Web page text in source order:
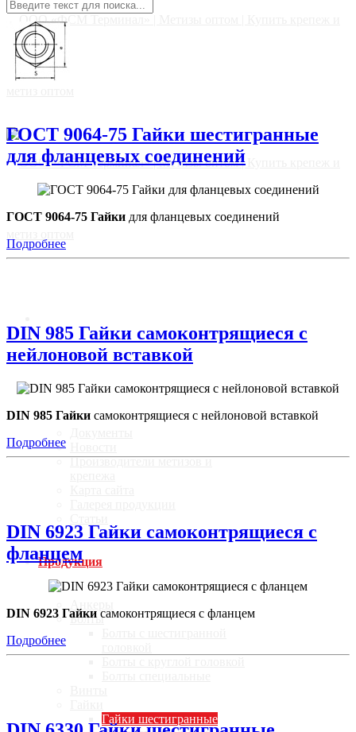
О компании
Производители метизов и
Продукция
Болты
Гайки шестигранные
ГОСТ 9064-75 Гайки шестигранные
для фланцевых соединений
ГОСТ 9064-75 Гайки для фланцевых соединений
Подробнее
DIN 985 Гайки самоконтрящиеся с
нейлоновой вставкой
DIN 985 Гайки самоконтрящиеся с нейлоновой вставкой
Подробнее
DIN 6923 Гайки самоконтрящиеся с
фланцем
DIN 6923 Гайки самоконтрящиеся с фланцем
Подробнее